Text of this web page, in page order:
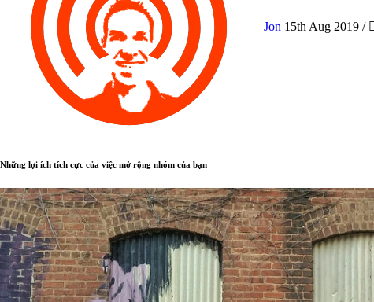
Jon 15th Aug 2019 /
Những lợi ích tích cực của việc mở rộng nhóm của bạn